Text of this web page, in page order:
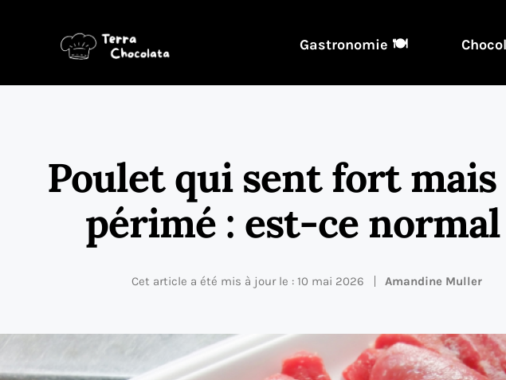
Gastronomie 🍽️
Poulet qui sent fort mais
périmé : est-ce normal
Cet article a été mis à jour le : 10 mai 2026 Amandine Muller